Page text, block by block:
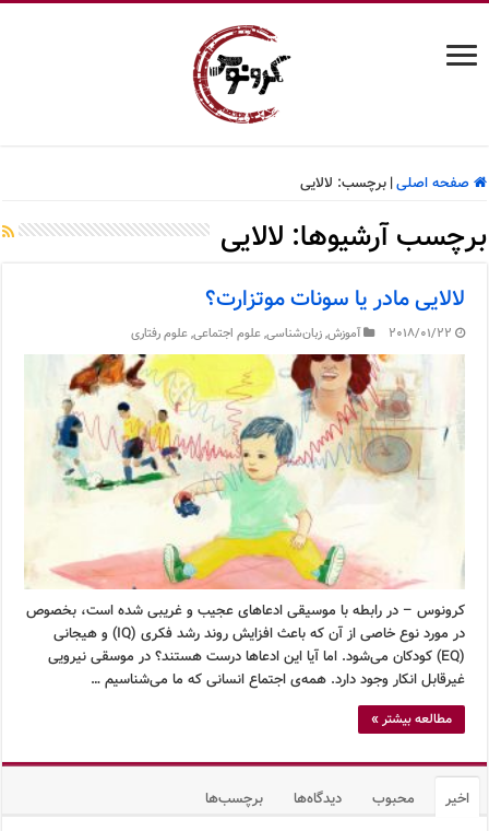
صفحه اصلی| برچسب: لالایی
برچسب آرشیوها: لالایی
لالایی مادر یا سونات موتزارت؟
2018/01/22 آموزش,زبان‌شناسی,علوم اجتماعی,علوم رفتاری
کرونوس – در رابطه با موسیقی ادعاهای عجیب و غریبی شده است، بخصوص
در مورد نوع خاصی از آن که باعث افزایش روند رشد فکری (IQ) و هیجانی
(EQ) کودکان می‌شود. اما آیا این ادعاها درست هستند؟ در موسقی نیرویی
غیرقابل انکار وجود دارد. همه‌ی اجتماع انسانی که ما می‌شناسیم …
مطالعه بیشتر »
اخیر محبوب دیدگاه‌ها برچسب‌ها